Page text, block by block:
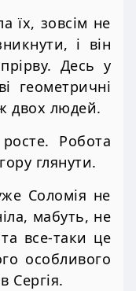
їх, зовсім не
і він
Десь у
геометричні
двох людей.
Робота
глянути.
Соломія не
мабуть, не
все-таки це
особливого
Сергія.